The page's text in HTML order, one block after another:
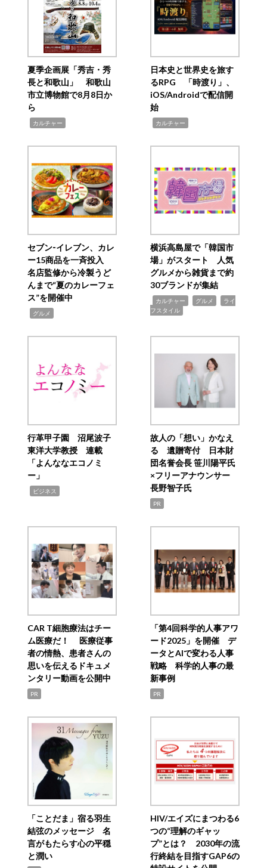
夏季企画展「秀吉・秀
長と和歌山」 和歌山
市立博物館で8月8日か
ら
カルチャー
日本史と世界史を旅す
るRPG 「時渡り」、
iOS/Androidで配信開
始
カルチャー
セブン‐イレブン、カレ
ー15商品を一斉投入
名店監修から冷製うど
んまで“夏のカレーフェ
ス”を開催中
グルメ
横浜高島屋で「韓国市
場」がスタート 人気
グルメから雑貨まで約
30ブランドが集結
カルチャー グルメ
ライ
フスタイル
行革甲子園 沼尾波子
東洋大学教授 連載
「よんななエコノミ
ー」
ビジネス
故人の「想い」かなえ
る 遺贈寄付 日本財
団名誉会長 笹川陽平氏
×フリーアナウンサー
長野智子氏
PR
CAR T細胞療法はチー
ム医療だ！ 医療従事
者の情熱、患者さんの
思いを伝えるドキュメ
ンタリー動画を公開中
PR
「第4回科学的人事アワ
ード2025」を開催 デ
ータとAIで変わる人事
戦略 科学的人事の最
新事例
PR
「ことだま」宿る羽生
結弦のメッセージ 名
言がもたらす心の平穏
と潤い
HIV/エイズにまつわる6
つの“理解のギャッ
プ”とは？ 2030年の流
行終結を目指すGAP6の